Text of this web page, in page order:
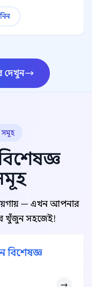
দেখুন
সমূহ
— এখন আপনার
খুঁজুন সহজেই!
বিশেষজ্ঞ